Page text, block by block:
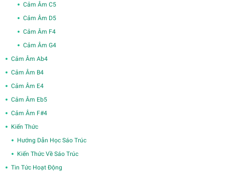
Cảm Âm C5
Cảm Âm D5
Cảm Âm F4
Cảm Âm G4
Cảm Âm Ab4
Cảm Âm B4
Cảm Âm E4
Cảm Âm Eb5
Cảm Âm F#4
Kiến Thức
Hướng Dẫn Học Sáo Trúc
Kiến Thức Về Sáo Trúc
Tin Tức Hoạt Động